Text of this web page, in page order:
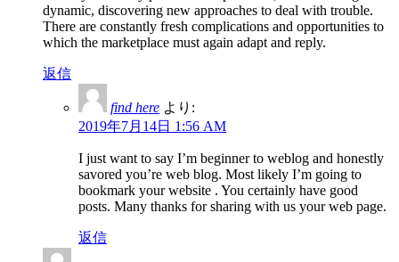
dynamic, discovering new approaches to deal with trouble.
There are constantly fresh complications and opportunities to
which the marketplace must again adapt and reply.
返信
find here より:
2019年7月14日 1:56 AM
I just want to say I’m beginner to weblog and honestly
savored you’re web blog. Most likely I’m going to
bookmark your website . You certainly have good
posts. Many thanks for sharing with us your web page.
返信